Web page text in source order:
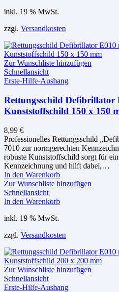
inkl. 19 % MwSt.
zzgl. Versandkosten
Zur Wunschliste hinzufügen
Schnellansicht
Erste-Hilfe-Aushang
Rettungsschild Defibrillator
Kunststoffschild 150 x 150
8,99 €
Professionelles Rettungsschild
7010 zur normgerechten
robuste Kunststoffschild sorgt für
Kennzeichnung und hilft dabei,…
In den Warenkorb
Zur Wunschliste hinzufügen
Schnellansicht
In den Warenkorb
inkl. 19 % MwSt.
zzgl. Versandkosten
Zur Wunschliste hinzufügen
Schnellansicht
Erste-Hilfe-Aushang